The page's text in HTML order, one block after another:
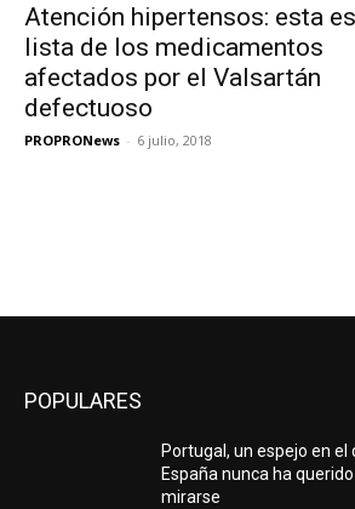
Atención hipertensos: esta
lista de los medicamentos
afectados por el Valsartán
defectuoso
PROPRONews - 6 julio, 2018
POPULARES
Portugal, un espejo en el
España nunca ha querido
mirarse